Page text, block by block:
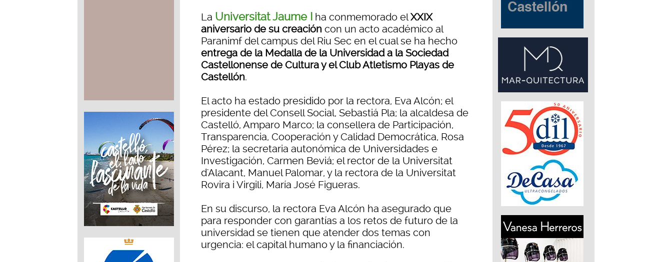
La Universitat Jaume I ha conmemorado elXXIX
aniversario de su creación con un acto académico al
Paranimf del campus del Riu Sec en el cual se ha hecho
entrega de la Medalla de la Universidad a la Sociedad
Castellonense de Cultura y el Club Atletismo Playas de
Castellón.
El acto ha estado presidido por la rectora, Eva Alcón; el
presidente del Consell Social, Sebastiá Pla; la alcaldesa de
Castelló, Amparo Marco; la consellera de Participación,
Transparencia, Cooperación y Calidad Democrática, Rosa
Pérez; la secretaria autonómica de Universidades e
Investigación, Carmen Beviá; el rector de la Universitat
d'Alacant, Manuel Palomar, y la rectora de la Universitat
Rovira i Virgili, María José Figueras.
En su discurso, la rectora Eva Alcón ha asegurado que
para responder con garantías a los retos de futuro de la
universidad se tienen que atender dos temas con
urgencia: el capital humano y la financiación.